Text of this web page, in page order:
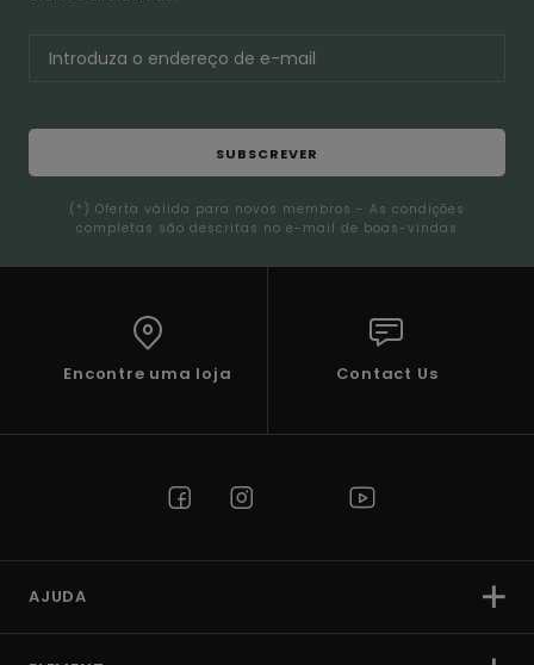
SUBSCREVER
(*) Oferta válida para novos membros - As condições
completas são descritas no e-mail de boas-vindas
Encontre uma loja Contact Us
AJUDA